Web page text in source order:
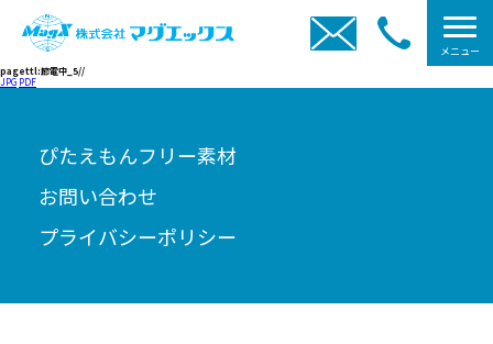
メニュー
pagettl:節電中_5//
JPG PDF
ぴたえもんフリー素材
お問い合わせ
プライバシーポリシー